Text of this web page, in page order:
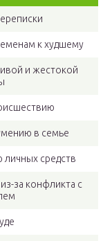
к худшему
и жестокой
в семье
средств
за конфликта с